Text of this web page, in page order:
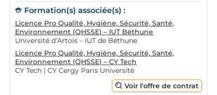
Formation(s) associée(s) :
Licence Pro Qualité, Hygiène, Sécurité, Santé,
Environnement (QHSSE) – IUT Béthune
Université d’Artois – IUT de Béthune
Licence Pro Qualité, Hygiène, Sécurité, Santé,
Environnement (QHSSE) – CY Tech
CY Tech | CY Cergy Paris Université
Voir l'offre de contrat